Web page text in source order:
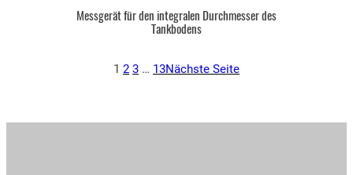
Messgerät für den integralen Durchmesser des
Tankbodens
1 2 3 … 13Nächste Seite